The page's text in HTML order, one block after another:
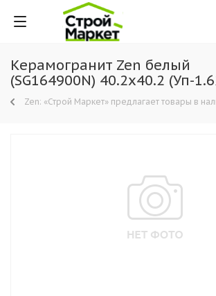
Керамогранит Zen белый
(SG164900N) 40.2х40.2 (Уп-
Zen: «Строй Маркет» предлагает товары в